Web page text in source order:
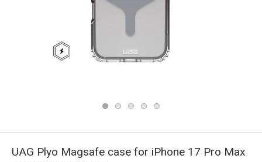
UAG Plyo Magsafe case for iPhone 17 Pro Max